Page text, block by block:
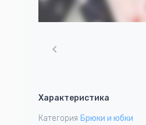
5
Характеристика
Категория Брюки и юбки